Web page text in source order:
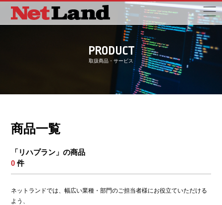
PRODUCT
取扱商品・サービス
商品一覧
「リハプラン」の商品
0 件
ネットランドでは、幅広い業種・部門のご担当者様にお役立ていただける
よう、